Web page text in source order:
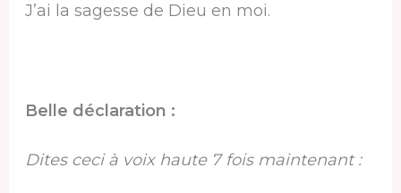
J’ai la sagesse de Dieu en moi.
Belle déclaration :
Dites ceci à voix haute 7 fois maintenant :